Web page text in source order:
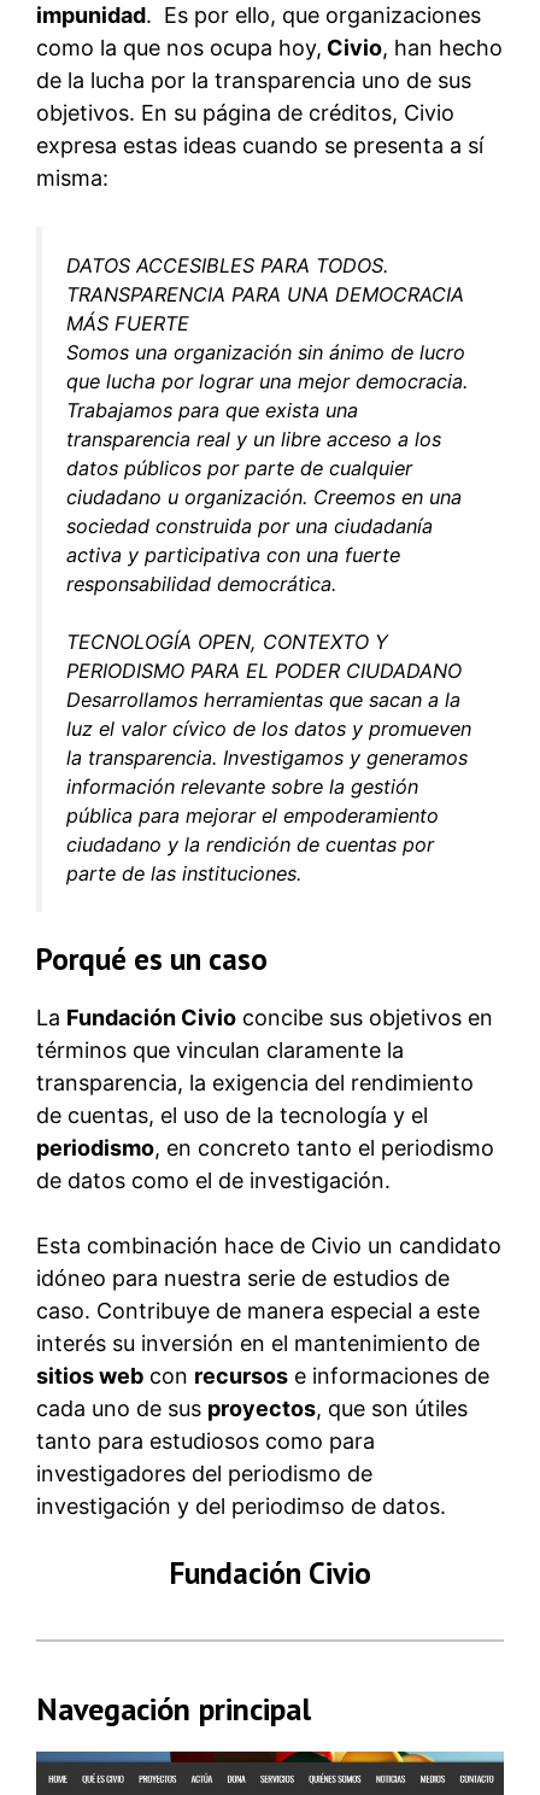
impunidad. Es por ello, que organizaciones
como la que nos ocupa hoy, Civio, han hecho
de la lucha por la transparencia uno de sus
objetivos. En su página de créditos, Civio
expresa estas ideas cuando se presenta a sí
misma:
DATOS ACCESIBLES PARA TODOS.
TRANSPARENCIA PARA UNA DEMOCRACIA
MÁS FUERTE
Somos una organización sin ánimo de lucro
que lucha por lograr una mejor democracia.
Trabajamos para que exista una
transparencia real y un libre acceso a los
datos públicos por parte de cualquier
ciudadano u organización. Creemos en una
sociedad construida por una ciudadanía
activa y participativa con una fuerte
responsabilidad democrática.
TECNOLOGÍA OPEN, CONTEXTO Y
PERIODISMO PARA EL PODER CIUDADANO
Desarrollamos herramientas que sacan a la
luz el valor cívico de los datos y promueven
la transparencia. Investigamos y generamos
información relevante sobre la gestión
pública para mejorar el empoderamiento
ciudadano y la rendición de cuentas por
parte de las instituciones.
Porqué es un caso
La Fundación Civio concibe sus objetivos en
términos que vinculan claramente la
transparencia, la exigencia del rendimiento
de cuentas, el uso de la tecnología y el
periodismo, en concreto tanto el periodismo
de datos como el de investigación.
Esta combinación hace de Civio un candidato
idóneo para nuestra serie de estudios de
caso. Contribuye de manera especial a este
interés su inversión en el mantenimiento de
sitios web con recursos e informaciones de
cada uno de sus proyectos, que son útiles
tanto para estudiosos como para
investigadores del periodismo de
investigación y del periodimso de datos.
Fundación Civio
Navegación principal